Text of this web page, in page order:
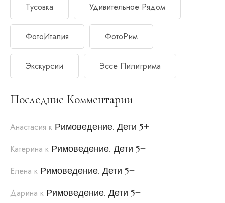
Тусовка Удивительное Рядом
ФотоИталия ФотоРим
Экскурсии Эссе Пилигрима
Последние Комментарии
Анастасия к Римоведение. Дети 5+
Катерина к Римоведение. Дети 5+
Елена к Римоведение. Дети 5+
Дарина к Римоведение. Дети 5+